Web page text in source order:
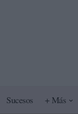
Sucesos + Más